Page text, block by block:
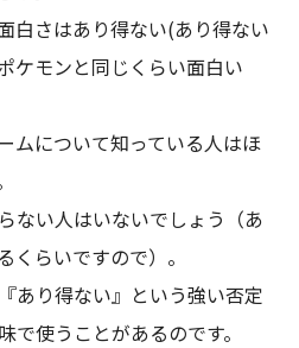
白さはあり得ない(あり得ない
ケモンと同じくらい面白い
ムについて知っている人はほ
ない人はいないでしょう（あ
くらいですので）。
あり得ない』という強い否定
で使うことがあるのです。